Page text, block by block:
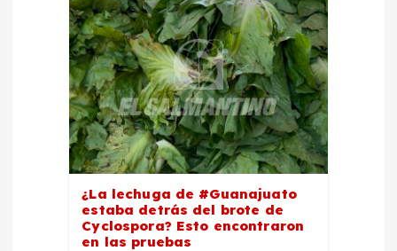
¿La lechuga de #Guanajuato
estaba detrás del brote de
Cyclospora? Esto encontraron
en las pruebas